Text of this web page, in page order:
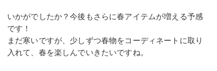
いかがでしたか？今後もさらに春アイテムが増える予感
です！
まだ寒いですが、少しずつ春物をコーディネートに取り
入れて、春を楽しんでいきたいですね。